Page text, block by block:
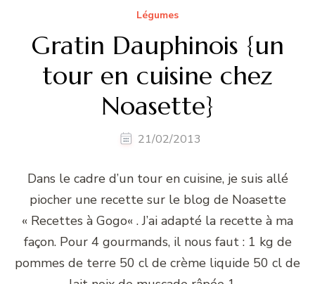
Légumes
Gratin Dauphinois {un
tour en cuisine chez
Noasette}
21/02/2013
Dans le cadre d’un tour en cuisine, je suis allé
piocher une recette sur le blog de Noasette
« Recettes à Gogo« . J’ai adapté la recette à ma
façon. Pour 4 gourmands, il nous faut : 1 kg de
pommes de terre 50 cl de crème liquide 50 cl de